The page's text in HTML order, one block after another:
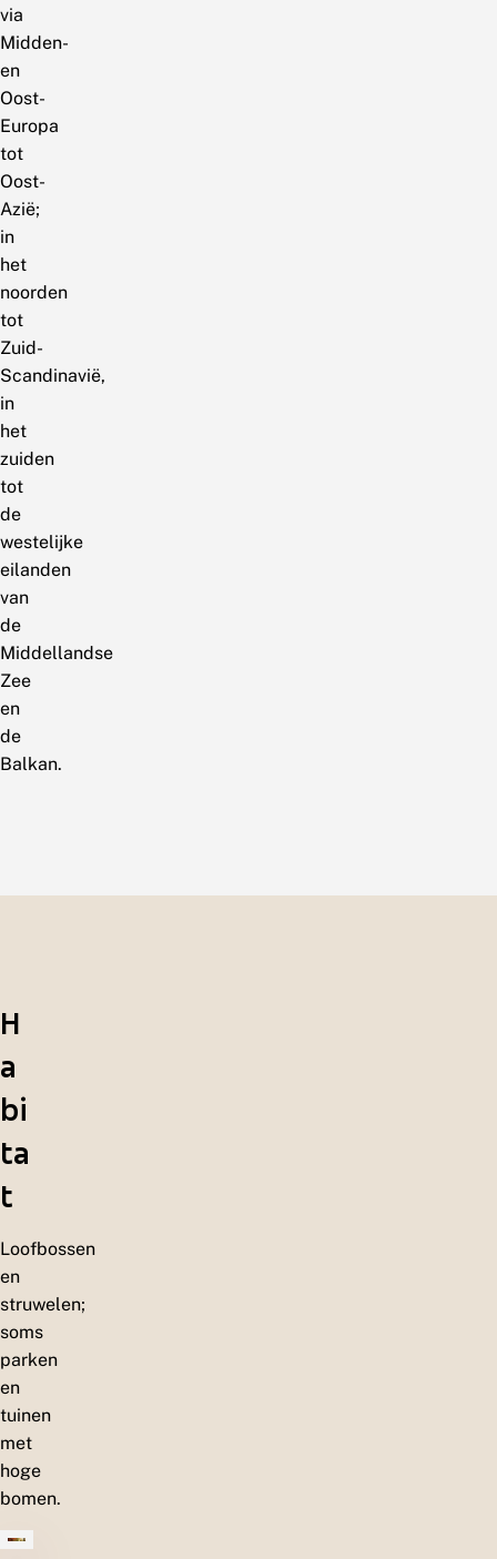
via
Midden-
en
Oost-
Europa
tot
Oost-
Azië;
in
het
noorden
tot
Zuid-
Scandinavië,
in
het
zuiden
tot
de
westelijke
eilanden
van
de
Middellandse
Zee
en
de
Balkan.
H
a
bi
ta
t
Loofbossen
en
struwelen;
soms
parken
en
tuinen
met
hoge
bomen.